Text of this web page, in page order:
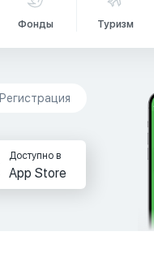
Фонды Туризм
Регистрация
Доступно в
App Store